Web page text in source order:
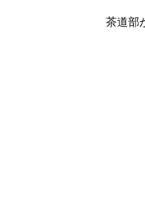
茶道部